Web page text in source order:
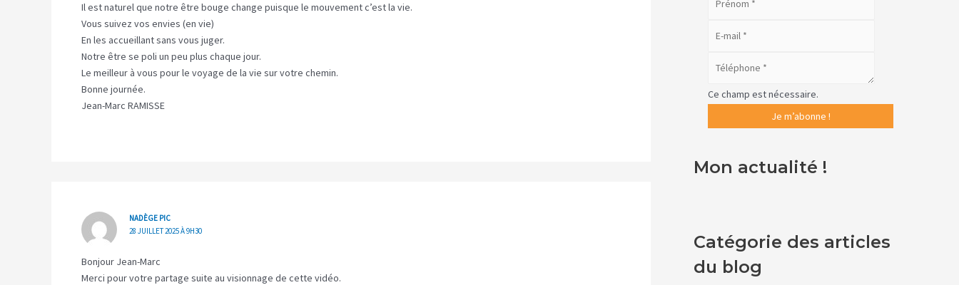
Il est naturel que notre être bouge change puisque le mouvement c’est la vie.
Vous suivez vos envies (en vie)
En les accueillant sans vous juger.
Notre être se poli un peu plus chaque jour.
Le meilleur à vous pour le voyage de la vie sur votre chemin.
Bonne journée.
Jean-Marc RAMISSE
NADÈGE PIC
28 JUILLET 2025 À 9H30
Bonjour Jean-Marc
Merci pour votre partage suite au visionnage de cette vidéo.
Ce champ est nécessaire.
Mon actualité !
Catégorie des articles
du blog